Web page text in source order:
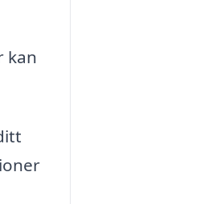
kan